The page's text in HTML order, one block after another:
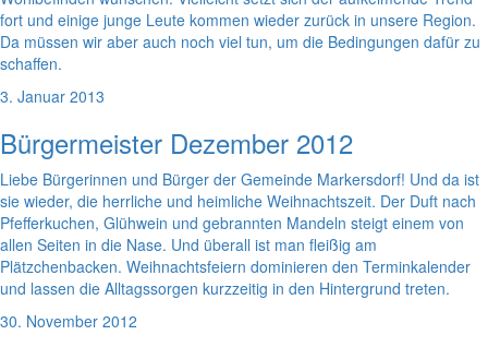
fort und einige junge Leute kommen wieder zurück in unsere Region.
Da müssen wir aber auch noch viel tun, um die Bedingungen dafür zu
schaffen.
3. Januar 2013
Bürgermeister Dezember 2012
Liebe Bürgerinnen und Bürger der Gemeinde Markersdorf! Und da ist
sie wieder, die herrliche und heimliche Weihnachtszeit. Der Duft nach
Pfefferkuchen, Glühwein und gebrannten Mandeln steigt einem von
allen Seiten in die Nase. Und überall ist man fleißig am
Plätzchenbacken. Weihnachtsfeiern dominieren den Terminkalender
und lassen die Alltagssorgen kurzzeitig in den Hintergrund treten.
30. November 2012